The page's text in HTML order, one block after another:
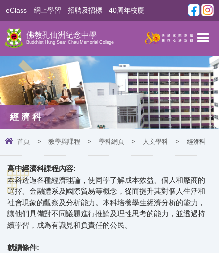
佛教孔仙洲紀念中學
Buddhist Hung Sean Chau Memorial College
eClass 網上學習 招聘及招標 40周年校慶
經濟科
首頁 > 教學與課程 > 學科網頁 > 人文學科 > 經濟科
高中經濟科課程內容:
本科透過各種經濟理論，使同學了解成本效益、個人和廠商的
選擇、金融體系及國際貿易等概念，從而提升其對個人生活和
社會現象的觀察及分析能力。本科培養學生經濟分析的能力，
讓他們具備對不同議題進行推論及理性思考的能力，並透過持
續學習，成為有識見和負責任的公民。
就讀條件: